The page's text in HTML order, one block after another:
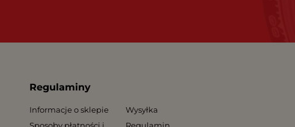
Regulaminy
Informacje o sklepie
Wysyłka